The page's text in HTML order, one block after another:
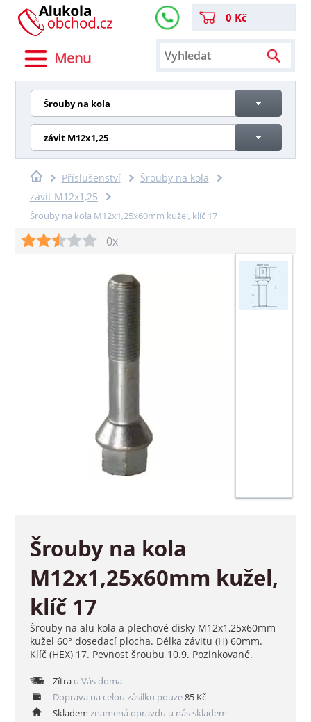
Menu
0 Kč
Šrouby na kola
závit M12x1,25
Příslušenství
Šrouby na kola
závit M12x1,25
Šrouby na kola M12x1,25x60mm kužel, klíč 17
0x
Šrouby na kola
M12x1,25x60mm kužel,
klíč 17
Šrouby na alu kola a plechové disky M12x1,25x60mm
kužel 60° dosedací plocha. Délka závitu (H) 60mm.
Klíč (HEX) 17. Pevnost šroubu 10.9. Pozinkované.
Zítrau Vás doma
Doprava na celou zásilku pouze85 Kč
Skladem znamená opravdu u nás skladem